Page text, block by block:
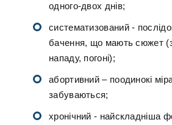
одного-двох днів;
систематизований -
бачення, що мають сюжет
нападу, погоні);
абортивний – поодинокі
забуваються;
хронічний - найскладніша